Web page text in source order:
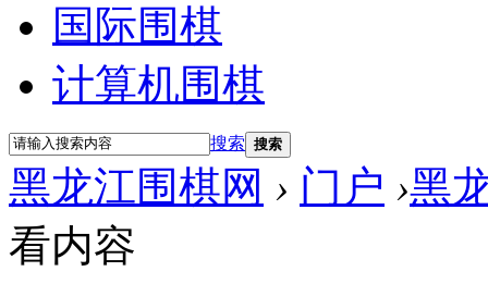
国际围棋
计算机围棋
搜索 搜索
黑龙江围棋网 › 门户 ›黑
看内容